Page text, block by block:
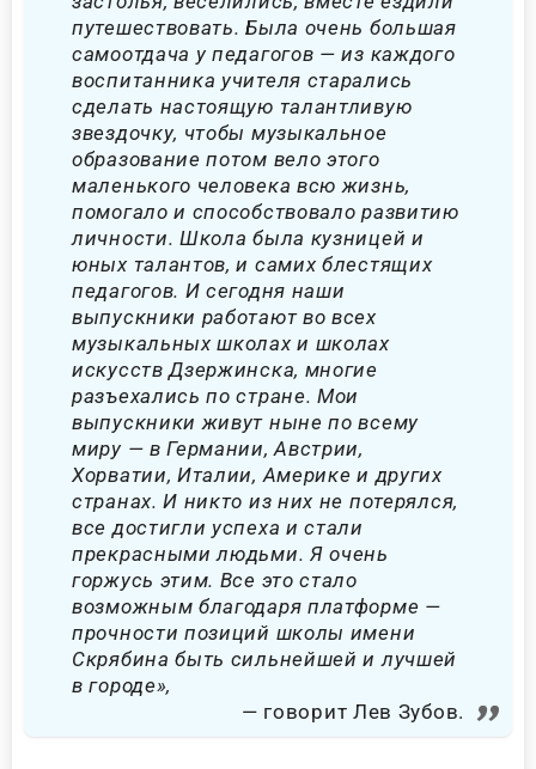
путешествовать. Была очень большая
самоотдача у педагогов — из каждого
воспитанника учителя старались
сделать настоящую талантливую
звездочку, чтобы музыкальное
образование потом вело этого
маленького человека всю жизнь,
помогало и способствовало развитию
личности. Школа была кузницей и
юных талантов, и самих блестящих
педагогов. И сегодня наши
выпускники работают во всех
музыкальных школах и школах
искусств Дзержинска, многие
разъехались по стране. Мои
выпускники живут ныне по всему
миру — в Германии, Австрии,
Хорватии, Италии, Америке и других
странах. И никто из них не потерялся,
все достигли успеха и стали
прекрасными людьми. Я очень
горжусь этим. Все это стало
возможным благодаря платформе —
прочности позиций школы имени
Скрябина быть сильнейшей и лучшей
в городе»,
говорит Лев Зубов.